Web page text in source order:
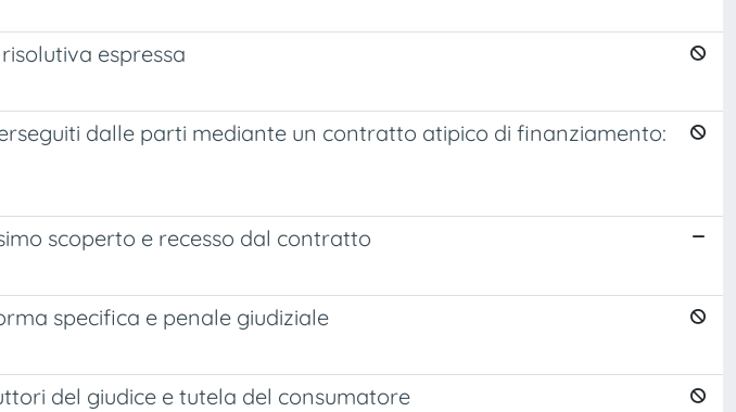
espressa
dalle parti mediante un contratto atipico di finanziamento:
scoperto e recesso dal contratto
specifica e penale giudiziale
del giudice e tutela del consumatore